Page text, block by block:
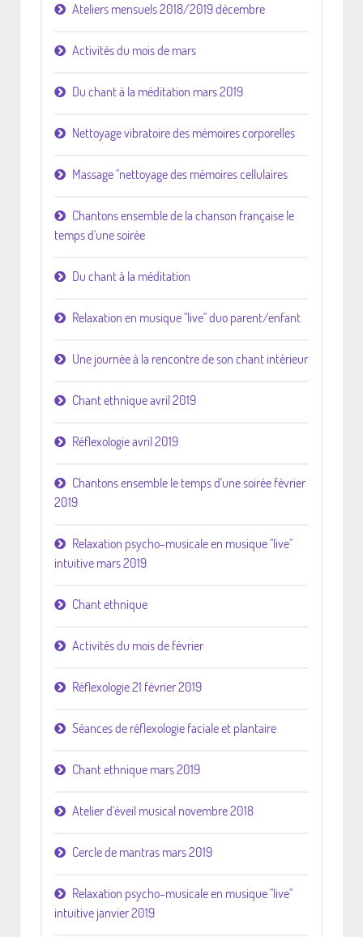
Ateliers mensuels 2018/2019 décembre
Activités du mois de mars
Du chant à la méditation mars 2019
Nettoyage vibratoire des mémoires corporelles
Massage "nettoyage des mémoires cellulaires
Chantons ensemble de la chanson française le
temps d'une soirée
Du chant à la méditation
Relaxation en musique "live" duo parent/enfant
Une journée à la rencontre de son chant intérieur
Chant ethnique avril 2019
Réflexologie avril 2019
Chantons ensemble le temps d'une soirée février
2019
Relaxation psycho-musicale en musique "live"
intuitive mars 2019
Chant ethnique
Activités du mois de février
Réflexologie 21 février 2019
Séances de réflexologie faciale et plantaire
Chant ethnique mars 2019
Atelier d'éveil musical novembre 2018
Cercle de mantras mars 2019
Relaxation psycho-musicale en musique "live"
intuitive janvier 2019